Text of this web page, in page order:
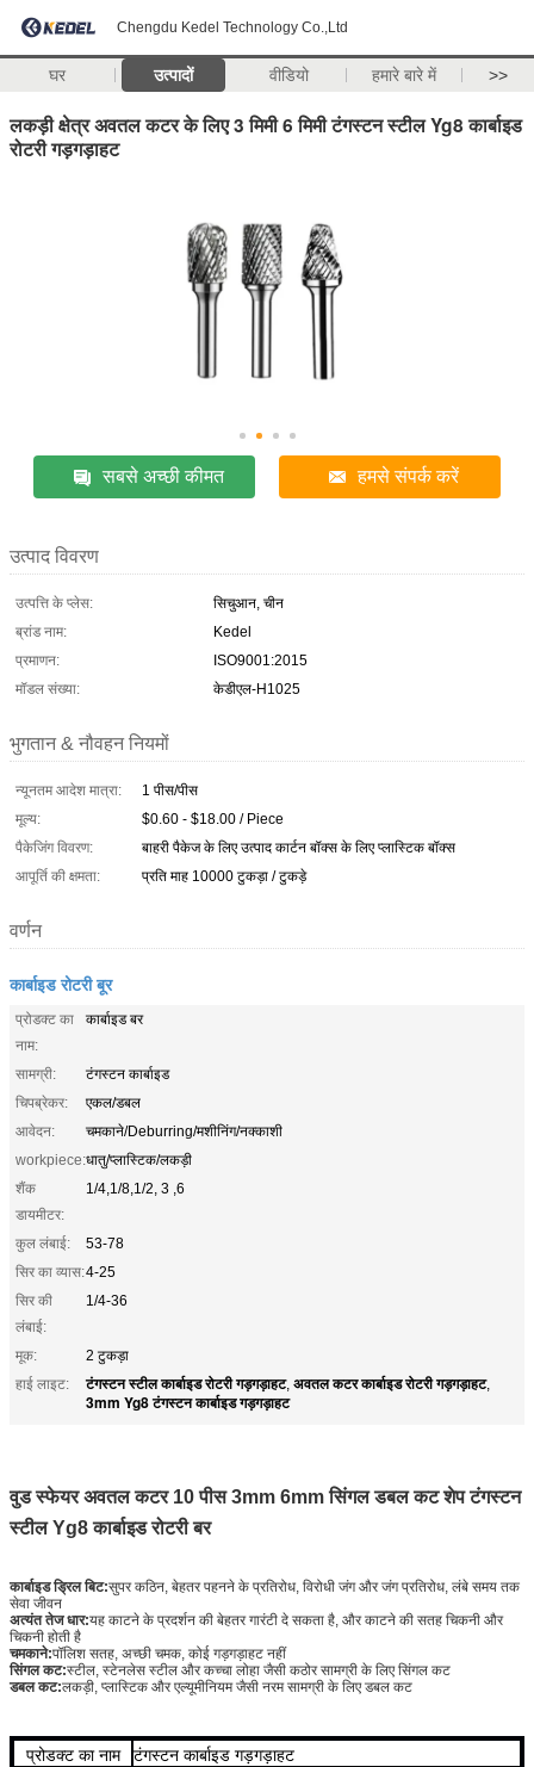
Chengdu Kedel Technology Co.,Ltd
घर उत्पादों वीडियो हमारे बारे में >>
लकड़ी क्षेत्र अवतल कटर के लिए 3 मिमी 6 मिमी टंगस्टन स्टील Yg8 कार्बाइड
रोटरी गड़गड़ाहट
सबसे अच्छी कीमत हमसे संपर्क करें
उत्पाद विवरण
उत्पत्ति के प्लेस:
सिचुआन, चीन
ब्रांड नाम:
Kedel
प्रमाणन:
ISO9001:2015
मॉडल संख्या:
केडीएल-H1025
भुगतान & नौवहन नियमों
न्यूनतम आदेश मात्रा:
1 पीस/पीस
मूल्य:
$0.60 - $18.00 / Piece
पैकेजिंग विवरण:
बाहरी पैकेज के लिए उत्पाद कार्टन बॉक्स के लिए प्लास्टिक बॉक्स
आपूर्ति की क्षमता:
प्रति माह 10000 टुकड़ा / टुकड़े
वर्णन
कार्बाइड रोटरी बूर
प्रोडक्ट का
नाम:
कार्बाइड बर
सामग्री:
टंगस्टन कार्बाइड
चिपब्रेकर:
एकल/डबल
आवेदन:
चमकाने/Deburring/मशीनिंग/नक्काशी
workpiece:धातु/प्लास्टिक/लकड़ी
शैंक
डायमीटर:
1/4,1/8,1/2, 3 ,6
कुल लंबाई:
53-78
सिर का व्यास:4-25
सिर की
लंबाई:
1/4-36
मूक:
2 टुकड़ा
हाई लाइट:
टंगस्टन स्टील कार्बाइड रोटरी गड़गड़ाहट, अवतल कटर कार्बाइड रोटरी गड़गड़ाहट,
3mm Yg8 टंगस्टन कार्बाइड गड़गड़ाहट
वुड स्फेयर अवतल कटर 10 पीस 3mm 6mm सिंगल डबल कट शेप टंगस्टन
स्टील Yg8 कार्बाइड रोटरी बर
कार्बाइड ड्रिल बिट:सुपर कठिन, बेहतर पहनने के प्रतिरोध, विरोधी जंग और जंग प्रतिरोध, लंबे समय तक
सेवा जीवन
अत्यंत तेज धार:यह काटने के प्रदर्शन की बेहतर गारंटी दे सकता है, और काटने की सतह चिकनी और
चिकनी होती है
चमकाने:पॉलिश सतह, अच्छी चमक, कोई गड़गड़ाहट नहीं
सिंगल कट:स्टील, स्टेनलेस स्टील और कच्चा लोहा जैसी कठोर सामग्री के लिए सिंगल कट
डबल कट:लकड़ी, प्लास्टिक और एल्यूमीनियम जैसी नरम सामग्री के लिए डबल कट
प्रोडक्ट का नाम
टंगस्टन कार्बाइड गड़गड़ाहट